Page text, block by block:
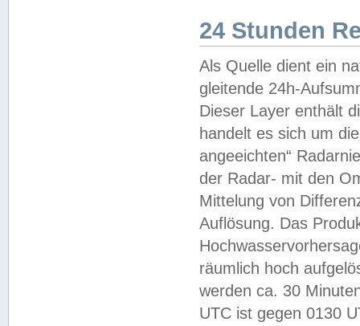
24 Stunden
Als Quelle dient ein
gleitende 24h-
Dieser Layer enthält
handelt es sich um
angeeichten“
der Radar- mit den
Mittelung von
Auflösung. Das
räumlich hoch
werden ca. 30
UTC ist gegen 0130